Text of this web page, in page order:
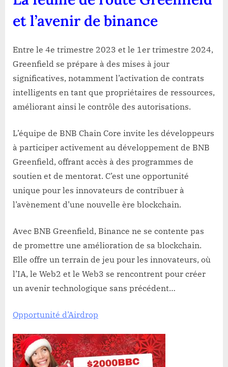
et l’avenir de binance
Entre le 4e trimestre 2023 et le 1er trimestre 2024,
Greenfield se prépare à des mises à jour
significatives, notamment l’activation de contrats
intelligents en tant que propriétaires de ressources,
améliorant ainsi le contrôle des autorisations.
L’équipe de BNB Chain Core invite les développeurs
à participer activement au développement de BNB
Greenfield, offrant accès à des programmes de
soutien et de mentorat. C’est une opportunité
unique pour les innovateurs de contribuer à
l’avènement d’une nouvelle ère blockchain.
Avec BNB Greenfield, Binance ne se contente pas
de promettre une amélioration de sa blockchain.
Elle offre un terrain de jeu pour les innovateurs, où
l’IA, le Web2 et le Web3 se rencontrent pour créer
un avenir technologique sans précédent…
Opportunité d’Airdrop